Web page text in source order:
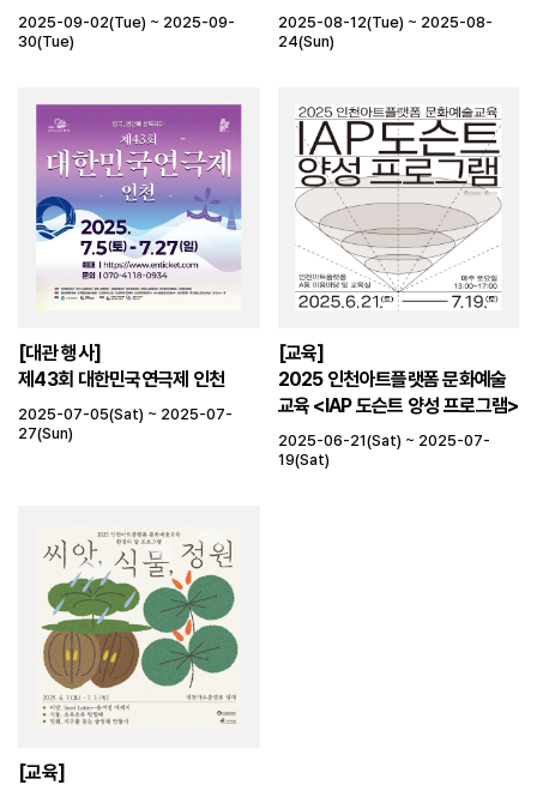
2025-09-02(Tue) ~ 2025-09-
30(Tue)
2025-08-12(Tue) ~ 2025-08-
24(Sun)
[대관 행사]
제43회 대한민국연극제 인천
2025-07-05(Sat) ~ 2025-07-
27(Sun)
[교육]
2025 인천아트플랫폼 문화예술
교육 <IAP 도슨트 양성 프로그램>
2025-06-21(Sat) ~ 2025-07-
19(Sat)
[교육]